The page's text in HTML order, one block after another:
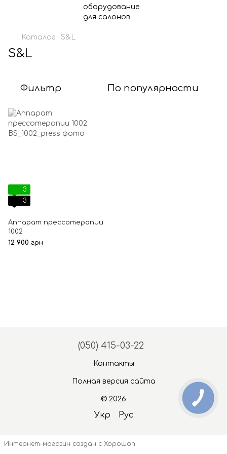
Каталог S&L
S&L
Фильтр По популярности
3
3
Аппарат прессотерапии
1002
12 900 грн
(050) 415-03-22
Контакты
Полная версия сайта
© 2026
Укр Рус
Интернет-магазин создан с Хорошоп